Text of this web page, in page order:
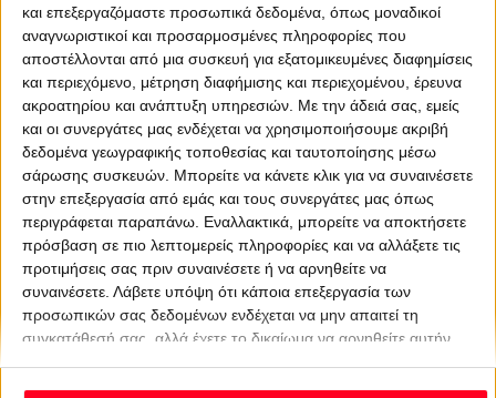
και επεξεργαζόμαστε προσωπικά δεδομένα, όπως μοναδικοί
αναγνωριστικοί και προσαρμοσμένες πληροφορίες που
αποστέλλονται από μια συσκευή για εξατομικευμένες διαφημίσεις
και περιεχόμενο, μέτρηση διαφήμισης και περιεχομένου, έρευνα
ακροατηρίου και ανάπτυξη υπηρεσιών. Με την άδειά σας, εμείς
και οι συνεργάτες μας ενδέχεται να χρησιμοποιήσουμε ακριβή
δεδομένα γεωγραφικής τοποθεσίας και ταυτοποίησης μέσω
σάρωσης συσκευών. Μπορείτε να κάνετε κλικ για να συναινέσετε
στην επεξεργασία από εμάς και τους συνεργάτες μας όπως
περιγράφεται παραπάνω. Εναλλακτικά, μπορείτε να αποκτήσετε
πρόσβαση σε πιο λεπτομερείς πληροφορίες και να αλλάξετε τις
προτιμήσεις σας πριν συναινέσετε ή να αρνηθείτε να
συναινέσετε. Λάβετε υπόψη ότι κάποια επεξεργασία των
προσωπικών σας δεδομένων ενδέχεται να μην απαιτεί τη
συγκατάθεσή σας, αλλά έχετε το δικαίωμα να αρνηθείτε αυτήν
About Offradio Business Class Terms & Conditions
Privacy Policy
Designed & developed byporcupine colors&Fotis Alexandrou